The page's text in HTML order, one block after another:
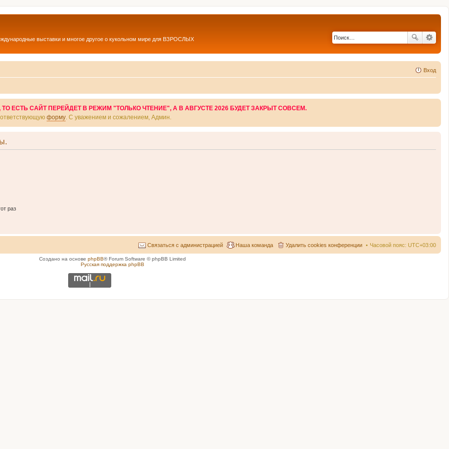
выставки и многое другое о кукольном мире для ВЗРОСЛЫХ
Вход
ЕСТЬ САЙТ ПЕРЕЙДЕТ В РЕЖИМ "ТОЛЬКО ЧТЕНИЕ", А В АВГУСТЕ 2026 БУДЕТ ЗАКРЫТ СОВСЕМ.
форму . С уважением и сожалением, Админ.
раз
Часовой пояс: UTC+03:00
Удалить cookies конференции
Наша команда
Связаться с администрацией
Создано на основе phpBB® Forum Software © phpBB Limited
Русская поддержка phpBB